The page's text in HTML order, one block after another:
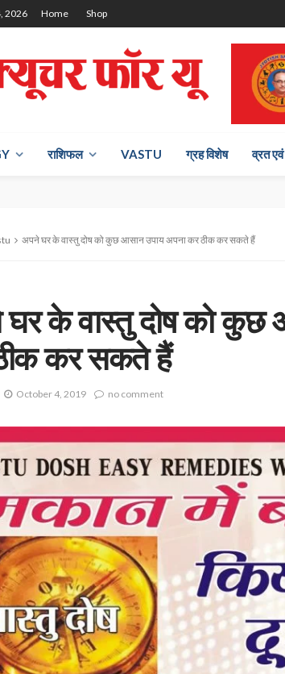
2026 Home Shop
राश‍िफल VASTU ग्रह विशेष व्रत एवं
अपने घर के वास्तु दोष को कुछ आसान उपाय अपना कर ठीक कर सकते हैं
के वास्तु दोष को कुछ
कर सकते हैं
October 4, 2019 no comment